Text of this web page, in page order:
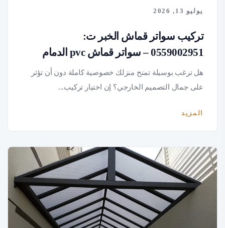
يوليو 13, 2026
تركيب سواتر قماش الخبر ت:
0559002951 – سواتر قماش pvc الدمام
هل ترغب بوسيلة تمنح منزلك خصوصية كاملة دون أن تؤثر
على جمال التصميم الخارجي؟ إن اختيار تركيب...
المزيد